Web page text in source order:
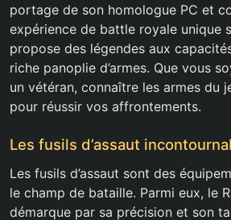
portage de son homologue PC et
expérience de battle royale unique
propose des légendes aux
riche panoplie d’armes. Que vous
un vétéran, connaître les armes du
pour réussir vos affrontements.
Les fusils d’assaut
Les fusils d’assaut sont des
le champ de bataille. Parmi eux, le
démarque par sa précision et son